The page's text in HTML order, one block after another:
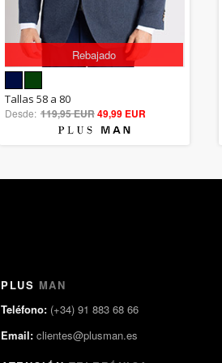
Rebajado
5.00
out of 5
Tallas 58 a 80
Desde: 119,95 EUR49,99 EUR
PLUS MAN
Teléfono: (+34) 91 883 68 66
Email: clientes@plusman.es